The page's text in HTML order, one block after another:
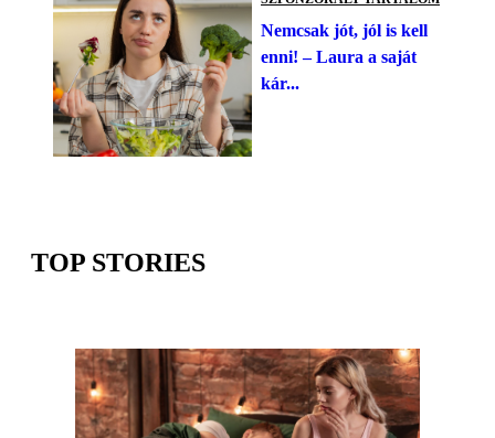
Nemcsak jót, jól is kell
enni! – Laura a saját
kár...
TOP STORIES